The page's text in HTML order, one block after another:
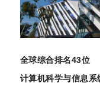
全球综合排名43位
计算机科学与信息